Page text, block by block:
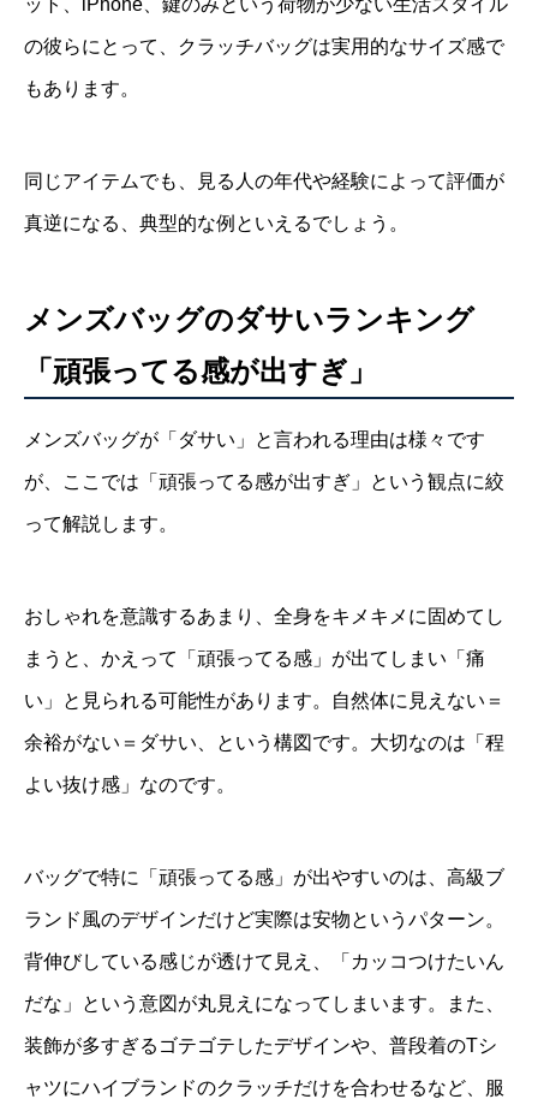
ット、iPhone、鍵のみという荷物が少ない生活スタイル
の彼らにとって、クラッチバッグは実用的なサイズ感で
もあります。
同じアイテムでも、見る人の年代や経験によって評価が
真逆になる、典型的な例といえるでしょう。
メンズバッグのダサいランキング
「頑張ってる感が出すぎ」
メンズバッグが「ダサい」と言われる理由は様々です
が、ここでは「頑張ってる感が出すぎ」という観点に絞
って解説します。
おしゃれを意識するあまり、全身をキメキメに固めてし
まうと、かえって「頑張ってる感」が出てしまい「痛
い」と見られる可能性があります。自然体に見えない＝
余裕がない＝ダサい、という構図です。大切なのは「程
よい抜け感」なのです。
バッグで特に「頑張ってる感」が出やすいのは、高級ブ
ランド風のデザインだけど実際は安物というパターン。
背伸びしている感じが透けて見え、「カッコつけたいん
だな」という意図が丸見えになってしまいます。また、
装飾が多すぎるゴテゴテしたデザインや、普段着のTシ
ャツにハイブランドのクラッチだけを合わせるなど、服